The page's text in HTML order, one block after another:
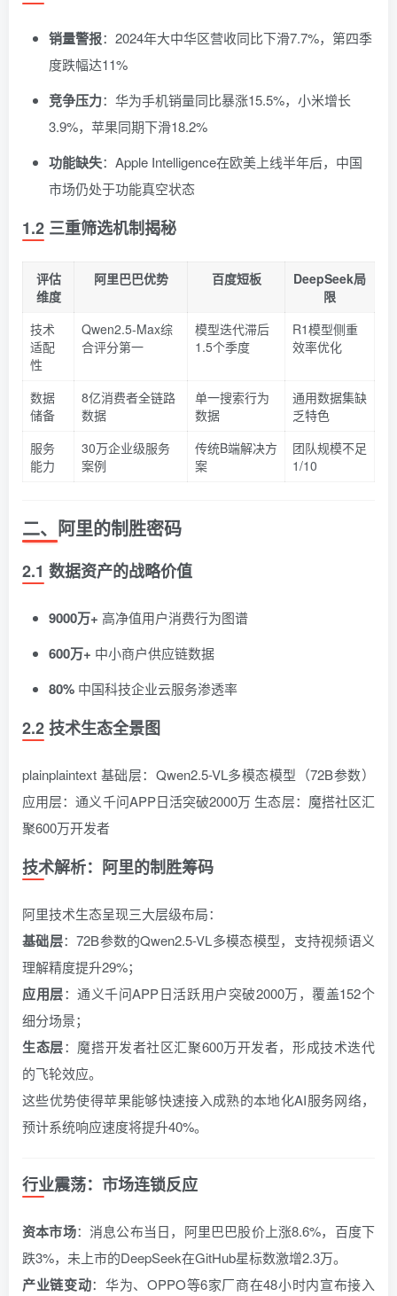
销量警报：2024年大中华区营收同比下滑7.7%，第四季
度跌幅达11%
竞争压力：华为手机销量同比暴涨15.5%，小米增长
3.9%，苹果同期下滑18.2%
功能缺失：Apple Intelligence在欧美上线半年后，中国
市场仍处于功能真空状态
1.2 三重筛选机制揭秘
评估
维度
阿里巴巴优势 百度短板
DeepSeek局
限
技术
适配
性
Qwen2.5-Max综
合评分第一
模型迭代滞后
1.5个季度
R1模型侧重
效率优化
数据
储备
8亿消费者全链路
数据
单一搜索行为
数据
通用数据集缺
乏特色
服务
能力
30万企业级服务
案例
传统B端解决方
案
团队规模不足
1/10
二、阿里的制胜密码
2.1 数据资产的战略价值
9000万+ 高净值用户消费行为图谱
600万+ 中小商户供应链数据
80% 中国科技企业云服务渗透率
2.2 技术生态全景图
plainplaintext 基础层：Qwen2.5-VL多模态模型（72B参数）
应用层：通义千问APP日活突破2000万 生态层：魔搭社区汇
聚600万开发者
技术解析：阿里的制胜筹码
阿里技术生态呈现三大层级布局：
基础层：72B参数的Qwen2.5-VL多模态模型，支持视频语义
理解精度提升29%；
应用层：通义千问APP日活跃用户突破2000万，覆盖152个
细分场景；
生态层：魔搭开发者社区汇聚600万开发者，形成技术迭代
的飞轮效应。
这些优势使得苹果能够快速接入成熟的本地化AI服务网络，
预计系统响应速度将提升40%。
行业震荡：市场连锁反应
资本市场：消息公布当日，阿里巴巴股价上涨8.6%，百度下
跌3%，未上市的DeepSeek在GitHub星标数激增2.3万。
产业链变动：华为、OPPO等6家厂商在48小时内宣布接入